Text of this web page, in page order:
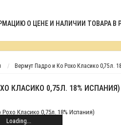
О ЦЕНЕ И НАЛИЧИИ ТОВАРА
Вермут Падро и Ко Рохо Класико 0,75л.
КЛАСИКО 0,75Л. 18% ИСПАНИЯ)
Loading...